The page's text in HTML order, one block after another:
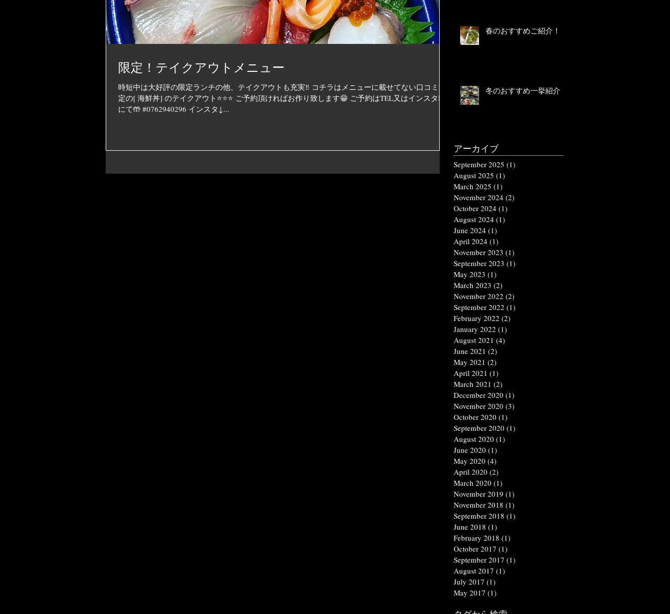
限定！テイクアウトメニュー
時短中は大好評の限定ランチの他、テイクアウトも充実‼️ コチラはメニューに載せてない口コミ限
定の[ 海鮮丼] のテイクアウト⭐️⭐️⭐️ ご予約頂ければお作り致します😁 ご予約はTEL又はインスタDM
にて🤲 #0762940296 インスタ↓...
春のおすすめご紹介！
冬のおすすめ一挙紹介！
アーカイブ
September 2025 (1)
August 2025 (1)
March 2025 (1)
November 2024 (2)
October 2024 (1)
August 2024 (1)
June 2024 (1)
April 2024 (1)
November 2023 (1)
September 2023 (1)
May 2023 (1)
March 2023 (2)
November 2022 (2)
September 2022 (1)
February 2022 (2)
January 2022 (1)
August 2021 (4)
June 2021 (2)
May 2021 (2)
April 2021 (1)
March 2021 (2)
December 2020 (1)
November 2020 (3)
October 2020 (1)
September 2020 (1)
August 2020 (1)
June 2020 (1)
May 2020 (4)
April 2020 (2)
March 2020 (1)
November 2019 (1)
November 2018 (1)
September 2018 (1)
June 2018 (1)
February 2018 (1)
October 2017 (1)
September 2017 (1)
August 2017 (1)
July 2017 (1)
May 2017 (1)